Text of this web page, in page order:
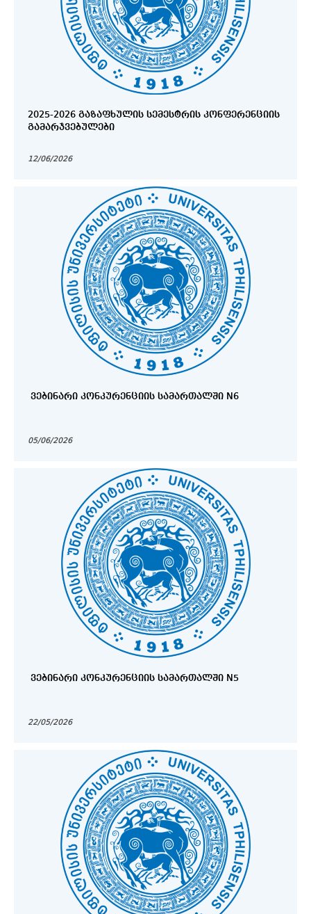
2025-2026 ᲒᲐᲖᲐᲤᲮᲣᲚᲘᲡ ᲡᲔᲛᲔᲡᲢᲠᲘᲡ ᲙᲝᲜᲤᲔᲠᲔᲜᲪᲘᲘᲡ
ᲒᲐᲛᲐᲠᲯᲕᲔᲑᲣᲚᲔᲑᲘ
12/06/2026
ᲕᲔᲑᲘᲜᲐᲠᲘ ᲙᲝᲜᲙᲣᲠᲔᲜᲪᲘᲘᲡ ᲡᲐᲛᲐᲠᲗᲐᲚᲨᲘ N6
05/06/2026
ᲕᲔᲑᲘᲜᲐᲠᲘ ᲙᲝᲜᲙᲣᲠᲔᲜᲪᲘᲘᲡ ᲡᲐᲛᲐᲠᲗᲐᲚᲨᲘ N5
22/05/2026